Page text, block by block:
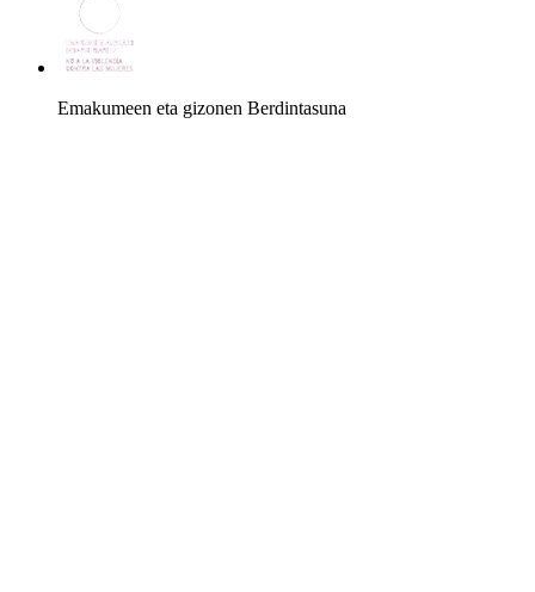
Emakumeen eta gizonen Berdintasuna